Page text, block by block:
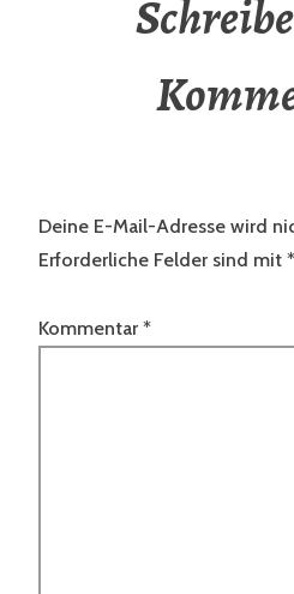
Deine E-Mail-Adresse wird
Erforderliche Felder sind mit *
Kommentar *